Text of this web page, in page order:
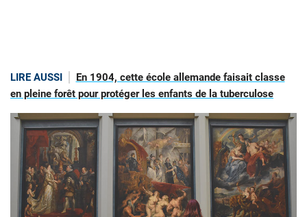
LIRE AUSSI
En 1904, cette école allemande faisait classe
en pleine forêt pour protéger les enfants de la tuberculose